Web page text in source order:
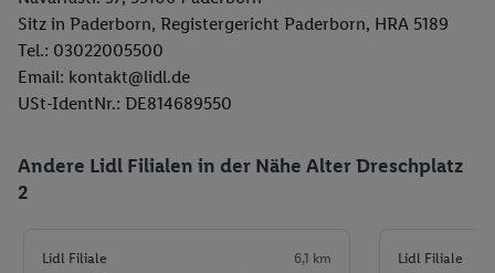
Sitz in Paderborn, Registergericht Paderborn, HRA 5189
Tel.: 03022005500
Email: kontakt@lidl.de
USt-IdentNr.: DE814689550
Andere Lidl Filialen in der Nähe Alter Dreschplatz
2
Lidl Filiale 6,1 km Lidl Filiale